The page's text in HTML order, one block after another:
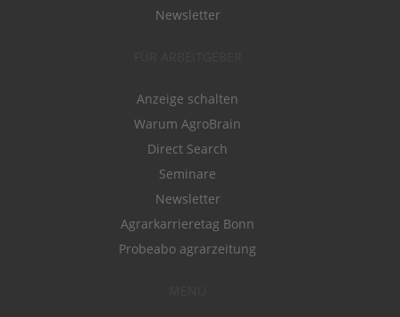
Newsletter
Anzeige schalten
Warum AgroBrain
Direct Search
Seminare
Newsletter
Agrarkarrieretag Bonn
Probeabo agrarzeitung